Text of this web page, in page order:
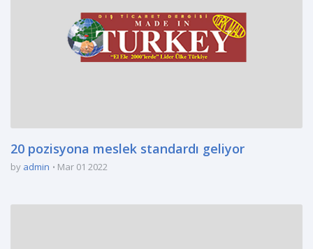
20 pozisyona meslek standardı geliyor
by admin Mar 01 2022